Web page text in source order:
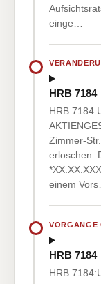
einge…
HRB 7184
HRB
Zimmer-
erloschen:
einem
VORGÄNGE
HRB 7184
HRB